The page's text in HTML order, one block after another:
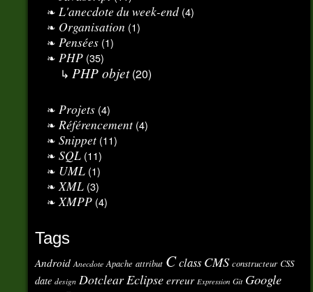
L'anecdote du week-end (4)
Organisation (1)
Pensées (1)
PHP (35)
PHP objet(20)
Projets (4)
Référencement (4)
Snippet (11)
SQL (11)
UML (1)
XML (3)
XMPP (4)
Tags
Android Anecdote Apache attribut Cclass CMS constructeur CSS
date design DotclearEclipse erreur Expression Git Google